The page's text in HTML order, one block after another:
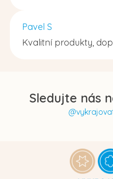
Pavel S
Kvalitní produkty,
Sledujte nás